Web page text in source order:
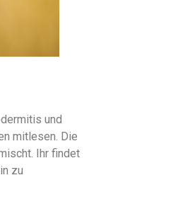
und
mitlesen. Die
Ihr findet
zu